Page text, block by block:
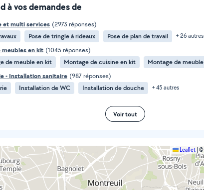
à vos demandes de
et multi services (2973 réponses)
Pose de tringle à rideaux Pose de plan de travail + 26 autres
meubles en kit (1045 réponses)
de meuble en kit
Montage de cuisine en kit
- Installation sanitaire (987 réponses)
Installation de WC Installation de douche + 45 autres
Voir tout
Leaflet ©